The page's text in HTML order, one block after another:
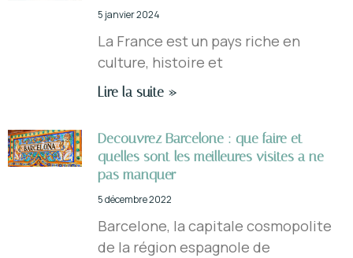
5 janvier 2024
La France est un pays riche en
culture, histoire et
Lire la suite »
Decouvrez Barcelone : que faire et
quelles sont les meilleures visites a ne
pas manquer
5 décembre 2022
Barcelone, la capitale cosmopolite
de la région espagnole de